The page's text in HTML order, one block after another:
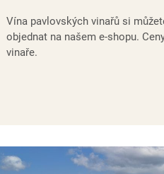
Vína pavlovských vinařů si
objednat na našem e-shopu.
vinaře.